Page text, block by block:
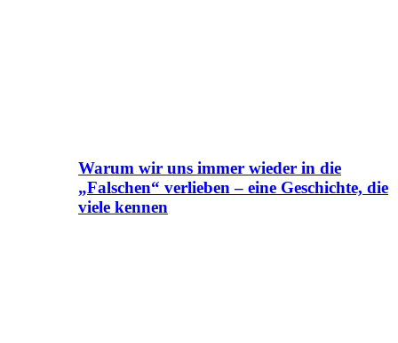
Warum wir uns immer wieder in die
„Falschen“ verlieben – eine Geschichte, die
viele kennen